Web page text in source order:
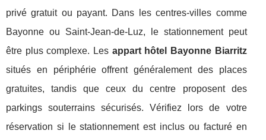
privé gratuit ou payant. Dans les centres-villes comme
Bayonne ou Saint-Jean-de-Luz, le stationnement peut
être plus complexe. Les appart hôtel Bayonne Biarritz
situés en périphérie offrent généralement des places
gratuites, tandis que ceux du centre proposent des
parkings souterrains sécurisés. Vérifiez lors de votre
réservation si le stationnement est inclus ou facturé en